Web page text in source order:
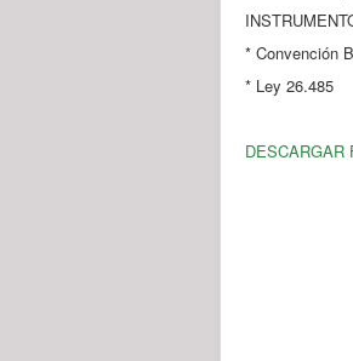
* Convención
* Ley 26.485
DESCARGAR